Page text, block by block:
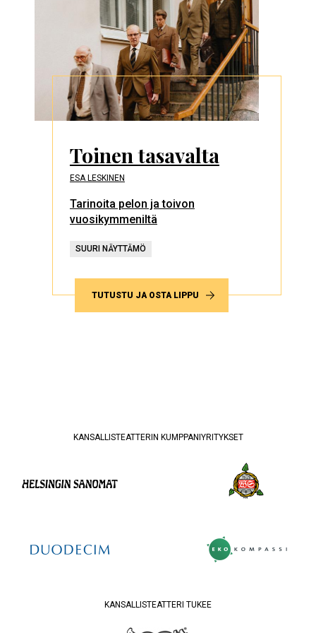
Toinen tasavalta
ESA LESKINEN
Tarinoita pelon ja toivon
vuosikymmeniltä
SUURI NÄYTTÄMÖ
TUTUSTU JA OSTA LIPPU
KANSALLISTEATTERIN KUMPPANIYRITYKSET
KANSALLISTEATTERI TUKEE